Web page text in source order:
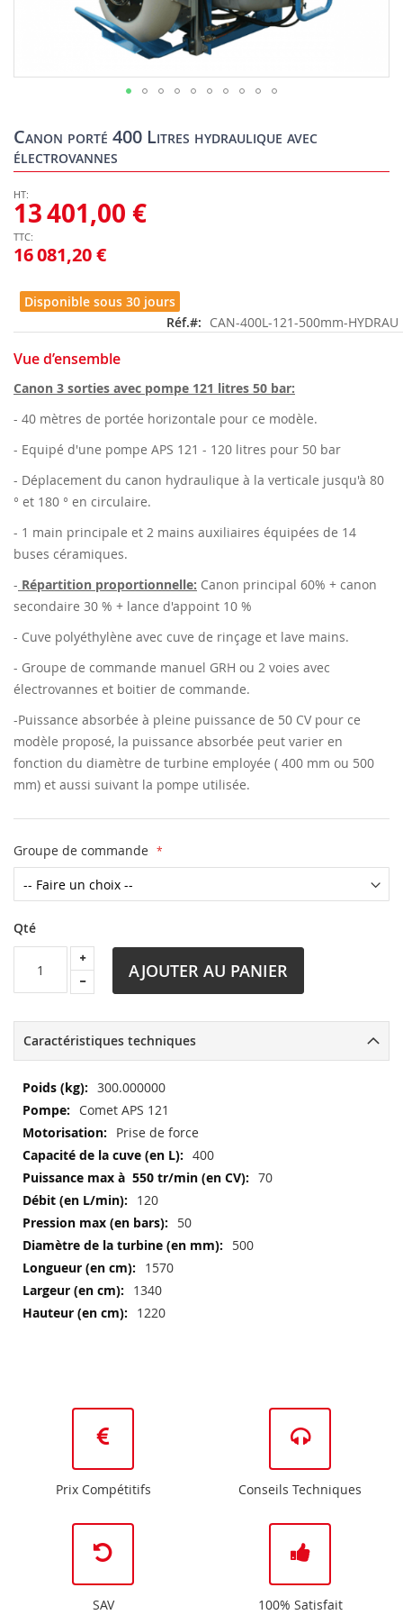
Canon porté 400 Litres hydraulique avec
électrovannes
16 081,20 €
13 401,00 €
Disponible sous 30 jours
Réf.
CAN-400L-121-500mm-HYDRAU
Vue d’ensemble
Canon 3 sorties avec pompe 121 litres 50 bar:
- 40 mètres de portée horizontale pour ce modèle.
- Equipé d'une pompe APS 121 - 120 litres pour 50 bar
- Déplacement du canon hydraulique à la verticale jusqu'à 80
° et 180 ° en circulaire.
- 1 main principale et 2 mains auxiliaires équipées de 14
buses céramiques.
- Répartition proportionnelle: Canon principal 60% + canon
secondaire 30 % + lance d'appoint 10 %
- Cuve polyéthylène avec cuve de rinçage et lave mains.
- Groupe de commande manuel GRH ou 2 voies avec
électrovannes et boitier de commande.
-Puissance absorbée à pleine puissance de 50 CV pour ce
modèle proposé, la puissance absorbée peut varier en
fonction du diamètre de turbine employée ( 400 mm ou 500
mm) et aussi suivant la pompe utilisée.
Groupe de commande
Qté
AJOUTER AU PANIER
to
the
beginning
the
images
gallery
Caractéristiques techniques
Plus
d’information
300.000000
Comet APS 121
Prise de force
400
70
120
50
500
1570
1340
1220
Prix Compétitifs Conseils Techniques
SAV 100% Satisfait